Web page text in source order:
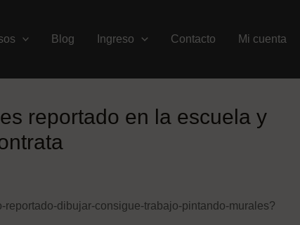
Blog Ingreso Contacto Mi cuenta
reportado en la escuela y
reportado-dibujar-consigue-trabajo-pintando-murales?